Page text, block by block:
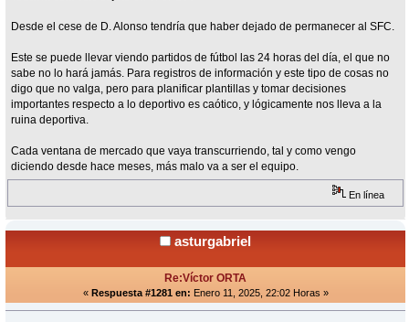
Desde el cese de D. Alonso tendría que haber dejado de permanecer al SFC.
Este se puede llevar viendo partidos de fútbol las 24 horas del día, el que no
sabe no lo hará jamás. Para registros de información y este tipo de cosas no
digo que no valga, pero para planificar plantillas y tomar decisiones
importantes respecto a lo deportivo es caótico, y lógicamente nos lleva a la
ruina deportiva.
Cada ventana de mercado que vaya transcurriendo, tal y como vengo
diciendo desde hace meses, más malo va a ser el equipo.
En línea
asturgabriel
Re:Víctor ORTA
« Respuesta #1281 en: Enero 11, 2025, 22:02 Horas »